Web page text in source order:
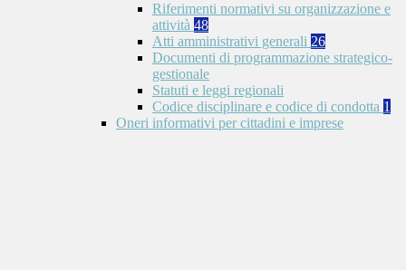
Riferimenti normativi su organizzazione e
attività 48
Atti amministrativi generali 26
Documenti di programmazione strategico-
gestionale
Statuti e leggi regionali
Codice disciplinare e codice di condotta 1
Oneri informativi per cittadini e imprese